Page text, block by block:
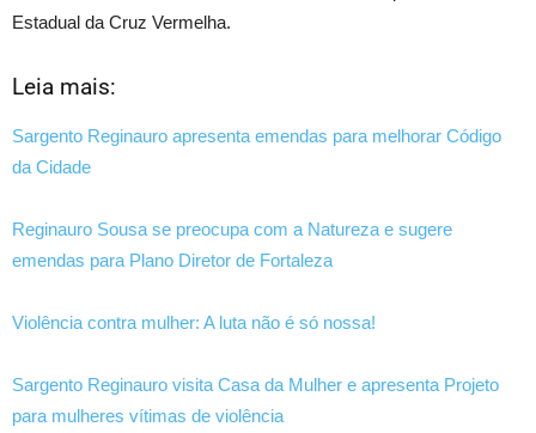
Estadual da Cruz Vermelha.
Leia mais:
Sargento Reginauro apresenta emendas para melhorar Código
da Cidade
Reginauro Sousa se preocupa com a Natureza e sugere
emendas para Plano Diretor de Fortaleza
Violência contra mulher: A luta não é só nossa!
Sargento Reginauro visita Casa da Mulher e apresenta Projeto
para mulheres vítimas de violência